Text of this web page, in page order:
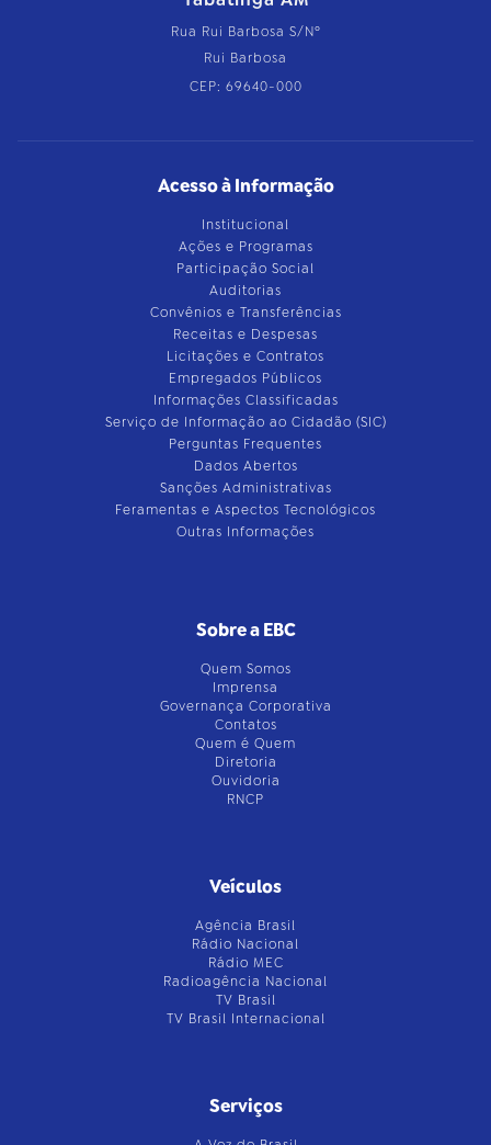
Rua Rui Barbosa S/Nº
Rui Barbosa
CEP: 69640-000
Acesso à Informação
Institucional
Ações e Programas
Participação Social
Auditorias
Convênios e Transferências
Receitas e Despesas
Licitações e Contratos
Empregados Públicos
Informações Classificadas
Serviço de Informação ao Cidadão (SIC)
Perguntas Frequentes
Dados Abertos
Sanções Administrativas
Feramentas e Aspectos Tecnológicos
Outras Informações
Sobre a EBC
Quem Somos
Imprensa
Governança Corporativa
Contatos
Quem é Quem
Diretoria
Ouvidoria
RNCP
Veículos
Agência Brasil
Rádio Nacional
Rádio MEC
Radioagência Nacional
TV Brasil
TV Brasil Internacional
Serviços